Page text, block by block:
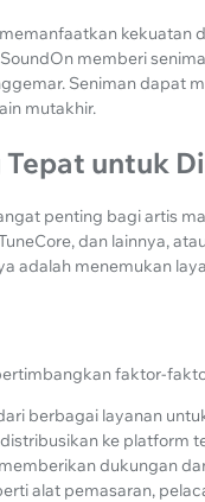
kekuatan
memberi
Seniman dapat
mutakhir.
untuk
penting bagi artis
dan lainnya,
adalah menemukan
faktor-
berbagai layanan
ke platform
dukungan
alat pemasaran,